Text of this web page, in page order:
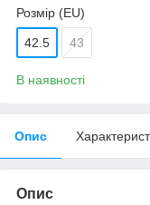
Розмір (EU)
42.5 43
В наявності
Опис
Опис